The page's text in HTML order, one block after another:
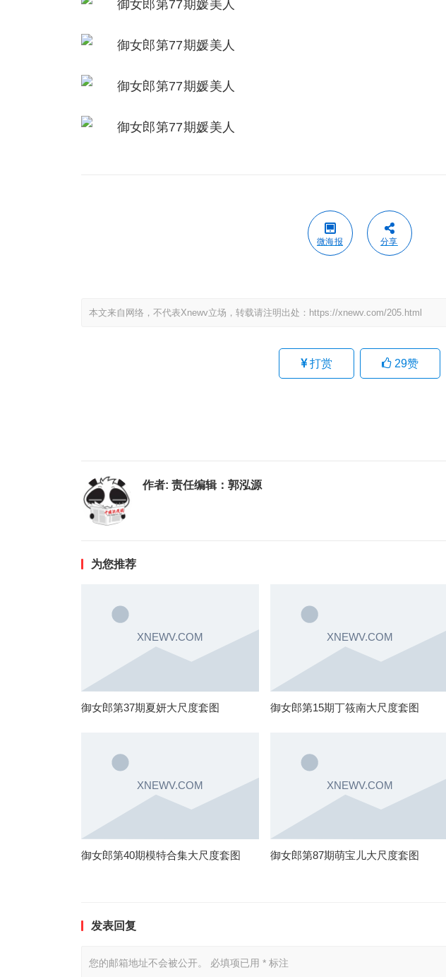
微海报 分享
本文来自网络，不代表Xnewv立场，转载请注明出处：https://xnewv.com/205.html
打赏 29赞
作者: 责任编辑：郭泓源
为您推荐
御女郎第37期夏妍大尺度套图 御女郎第15期丁筱南大尺度套图
御女郎第40期模特合集大尺度套图 御女郎第87期萌宝儿大尺度套图
发表回复
您的邮箱地址不会被公开。 必填项已用 *标注